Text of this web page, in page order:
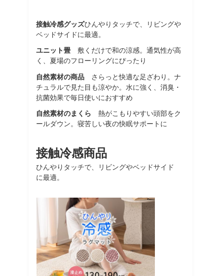
接触冷感グッズひんやりタッチで、リビングや
ベッドサイドに最適。
ユニット畳 敷くだけで和の涼感。通気性が高
く、夏場のフローリングにぴったり
自然素材の商品 さらっと快適な足ざわり。ナ
チュラルで見た目も涼やか。水に強く、消臭・
抗菌効果で毎日使いにおすすめ
自然素材のまくら熱がこもりやすい頭部をク
ールダウン。寝苦しい夜の快眠サポートに
接触冷感商品
ひんやりタッチで、リビングやベッドサイド
に最適。